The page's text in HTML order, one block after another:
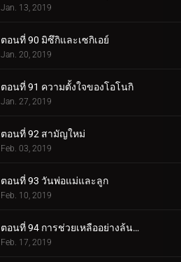
Jan. 13, 2019
ตอนที่ 90 มิซึกิและเซกิเอย์
Jan. 20, 2019
ตอนที่ 91 ความตั้งใจของโอโนกิ
Jan. 27, 2019
ตอนที่ 92 สามัญใหม่
Feb. 03, 2019
ตอนที่ 93 วันพ่อแม่และลูก
Feb. 10, 2019
ตอนที่ 94 การช่วยเหลืออย่างล้นหลาม! แข่งกิน!
Feb. 17, 2019